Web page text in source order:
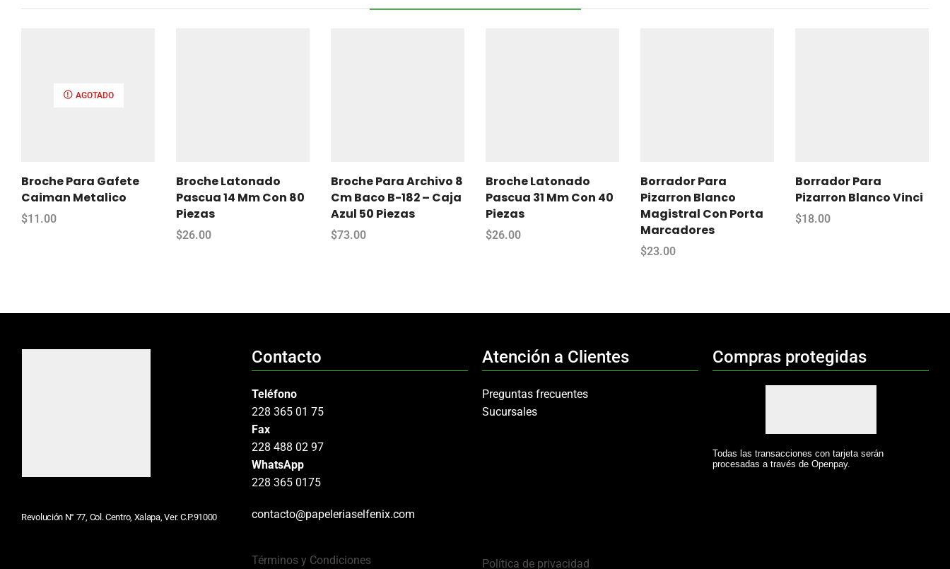
AGOTADO
Broche Para Gafete
Caiman Metalico
$11.00
Broche Latonado
Pascua 14 Mm Con 80
Piezas
$26.00
Broche Para Archivo 8
Cm Baco B-182 – Caja
Azul 50 Piezas
$73.00
Broche Latonado
Pascua 31 Mm Con 40
Piezas
$26.00
Borrador Para
Pizarron Blanco
Magistral Con Porta
Marcadores
$23.00
Borrador Para
Pizarron Blanco Vinci
$18.00
Revolución N° 77, Col. Centro, Xalapa, Ver. C.P.91000
Contacto
Teléfono
228 365 01 75
Fax
228 488 02 97
WhatsApp
228 365 0175
contacto@papeleriaselfenix.com
Términos y Condiciones
Atención a Clientes
Preguntas frecuentes
Sucursales
Política de privacidad
Compras protegidas
Todas las transacciones con tarjeta serán
procesadas a través de Openpay.